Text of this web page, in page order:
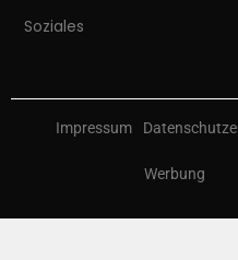
Soziales
Impressum
Werbung